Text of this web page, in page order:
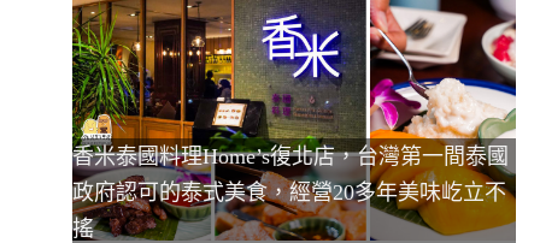
香米泰國料理Home’s復北店，台灣第一間泰國
政府認可的泰式美食，經營20多年美味屹立不
搖